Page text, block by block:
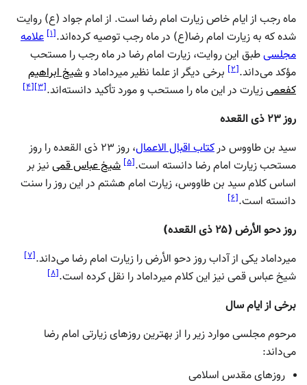
ماه رجب از ایام خاص زیارت امام رضا است. از امام جواد (ع) روایت
شده که به زیارت امام رضا(ع) در ماه رجب توصیه کرده‌اند.[۱] علامه
مجلسیطبق این روایت، زیارت امام رضا در ماه رجب را مستحب
مؤکد می‌داند.[۲] برخی دیگر از علما نظیر میرداماد وشیخ ابراهیم
کفعمیزیارت در این ماه را مستحب و مورد تأکید دانسته‌اند.[۳]
[۴]
روز ۲۳ ذی القعده
سید بن‌ طاووس درکتاب اقبال الاعمال
، روز ۲۳ ذی القعده را روز
مستحب زیارت امام رضا دانسته است.[۵] شیخ عباس قمی نیز بر
اساس کلام سید بن طاووس، زیارت امام هشتم در این روز را سنت
دانسته است.[۶]
روز دحو الأرض (۲۵ ذی القعده)
میرداماد یکی از آداب روز دحو الأرض را زیارت امام رضا می‌داند.[۷]
شیخ عباس قمی نیز این کلام میرداماد را نقل کرده است.[۸]
برخی از ایام سال
مرحوم مجلسی موارد زیر را از بهترین روزهای زیارتی امام رضا
می‌داند:
روزهای مقدس اسلامی